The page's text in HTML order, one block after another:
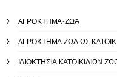
ΑΓΡΌΚΤΗΜΑ-ΖΏΑ
ΑΓΡΌΚΤΗΜΑ ΖΏΑ ΩΣ
ΙΔΙΟΚΤΗΣΊΑ ΚΑΤΟΙΚΊΔΙΩΝ